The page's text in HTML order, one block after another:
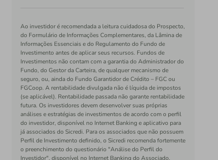
Ao investidor é recomendada a leitura cuidadosa do Prospecto,
do Formulário de Informações Complementares, da Lâmina de
Informações Essenciais e do Regulamento do Fundo de
Investimento antes de aplicar seus recursos. Fundos de
Investimentos não contam com a garantia do Administrador do
Fundo, do Gestor da Carteira, de qualquer mecanismo de
seguro, ou, ainda do Fundo Garantidor de Crédito – FGC ou
FGCoop. A rentabilidade divulgada não é líquida de impostos
(se aplicável). Rentabilidade passada não garante rentabilidade
futura. Os investidores devem desenvolver suas próprias
análises e estratégias de investimentos de acordo com o perfil
do investidor, disponível no Internet Banking e aplicativo para
já associados do Sicredi. Para os associados que não possuem
Perfil de Investimento definido, o Sicredi recomenda fortemente
o preenchimento do questionário "Análise do Perfil do
Investidor", disponível no Internet Banking do Associado,